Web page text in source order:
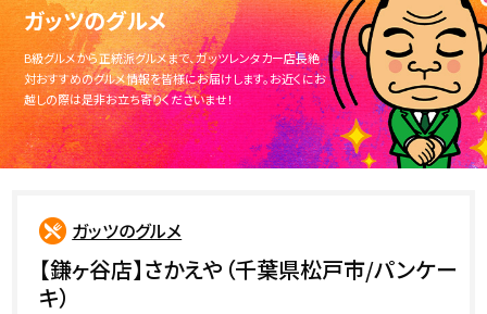
ガッツのグルメ
B級グルメから正統派グルメまで、ガッツレンタカー店長絶
対おすすめのグルメ情報を皆様にお届けします。お近くにお
越しの際は是非お立ち寄りくださいませ！
ガッツのグルメ
【鎌ヶ谷店】さかえや（千葉県松戸市/パンケー
キ）